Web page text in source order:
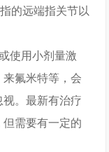
的远端指关节以
使用小剂量激
氟米特等，会
。最新有治疗
需要有一定的